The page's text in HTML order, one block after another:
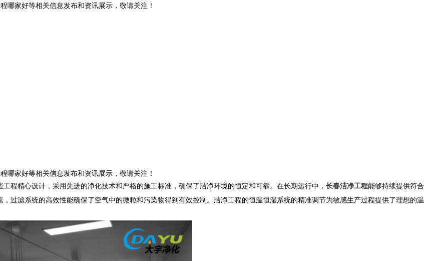
哪家好等相关信息发布和资讯展示，敬请关注！
哪家好等相关信息发布和资讯展示，敬请关注！
程精心设计，采用先进的净化技术和严格的施工标准，确保了洁净环境的恒定和可靠。在长期运行中， 长春洁净工程能够持续提供符合
过滤系统的高效性能确保了空气中的微粒和污染物得到有效控制。洁净工程的恒温恒湿系统的精准调节为敏感生产过程提供了理想的温